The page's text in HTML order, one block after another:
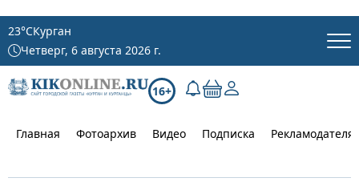
23°CКурган
Четверг, 6 августа 2026 г.
16+
Главная Фотоархив Видео Подписка